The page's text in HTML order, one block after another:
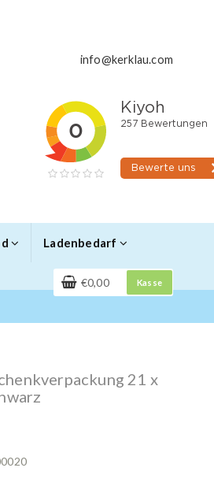
info@kerklau.com
Ladenbedarf
€0,00 Kasse
21 x